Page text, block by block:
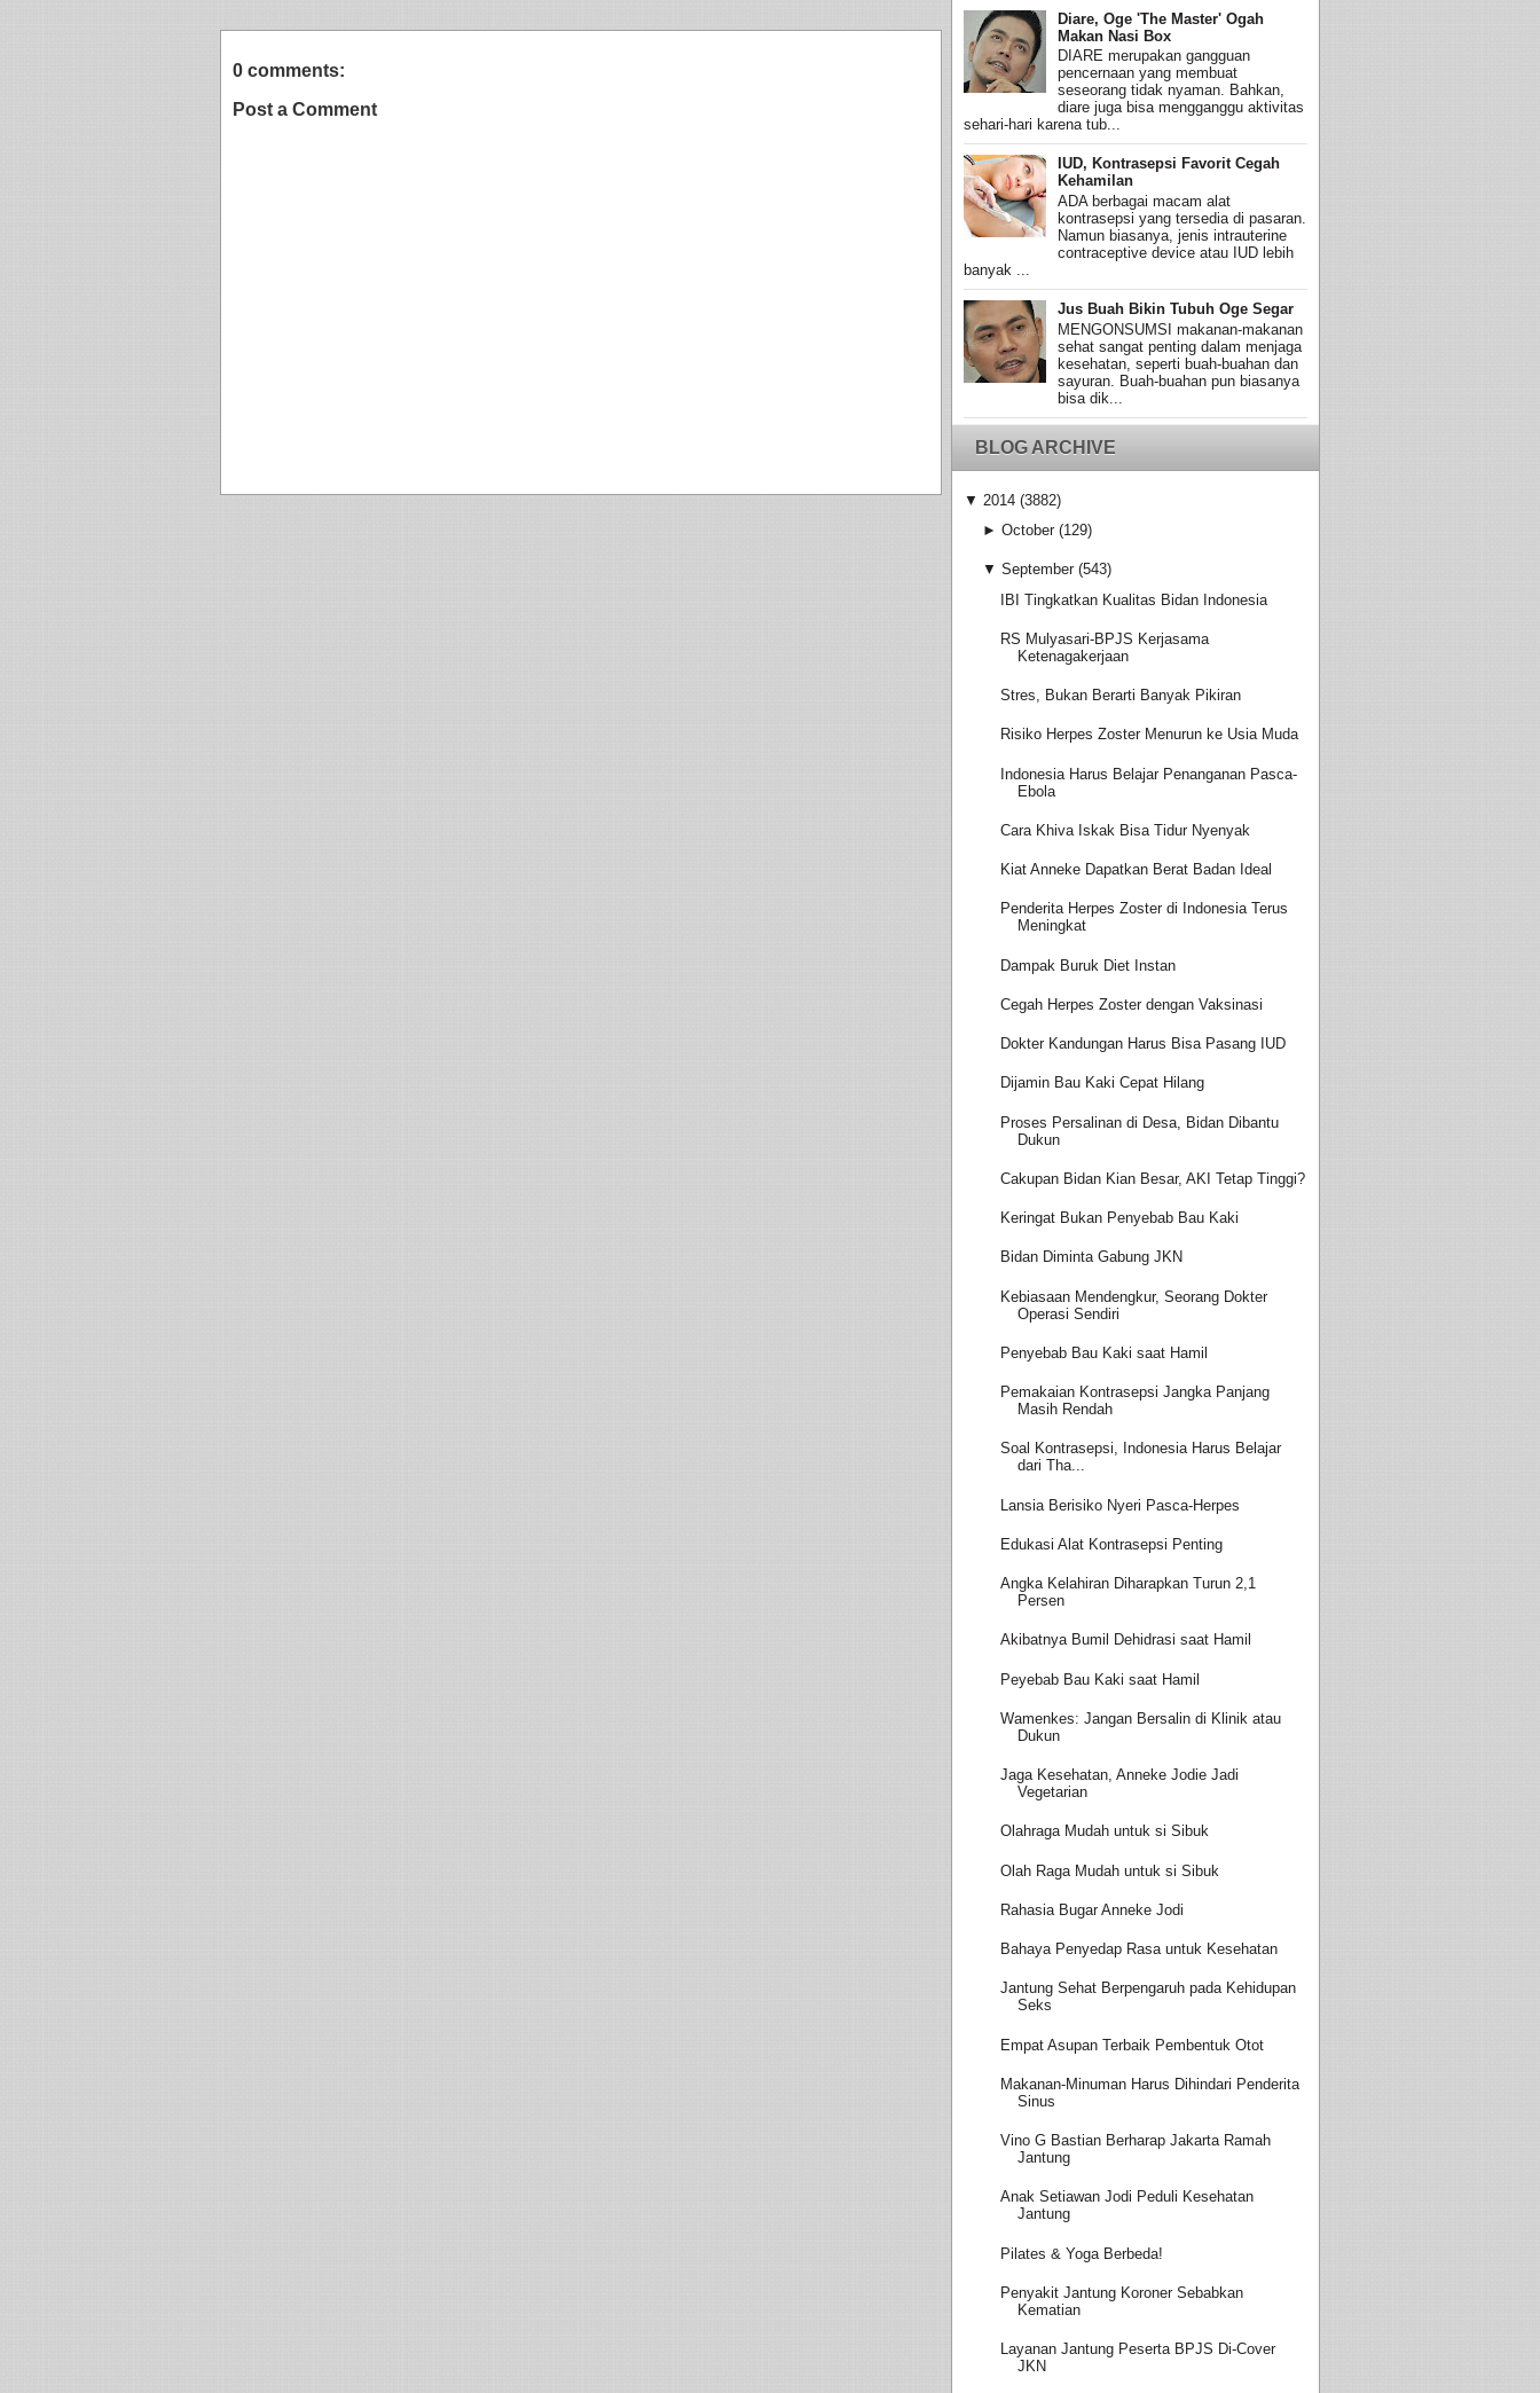
0 comments:
Post a Comment
Diare, Oge 'The Master' Ogah
Makan Nasi Box
DIARE merupakan gangguan
pencernaan yang membuat
seseorang tidak nyaman. Bahkan,
diare juga bisa mengganggu aktivitas
sehari-hari karena tub...
IUD, Kontrasepsi Favorit Cegah
Kehamilan
ADA berbagai macam alat
kontrasepsi yang tersedia di pasaran.
Namun biasanya, jenis intrauterine
contraceptive device atau IUD lebih
banyak ...
Jus Buah Bikin Tubuh Oge Segar
MENGONSUMSI makanan-makanan
sehat sangat penting dalam menjaga
kesehatan, seperti buah-buahan dan
sayuran. Buah-buahan pun biasanya
bisa dik...
BLOG ARCHIVE
▼ 2014 (3882)
► October (129)
▼ September (543)
IBI Tingkatkan Kualitas Bidan Indonesia
RS Mulyasari-BPJS Kerjasama
Ketenagakerjaan
Stres, Bukan Berarti Banyak Pikiran
Risiko Herpes Zoster Menurun ke Usia Muda
Indonesia Harus Belajar Penanganan Pasca-
Ebola
Cara Khiva Iskak Bisa Tidur Nyenyak
Kiat Anneke Dapatkan Berat Badan Ideal
Penderita Herpes Zoster di Indonesia Terus
Meningkat
Dampak Buruk Diet Instan
Cegah Herpes Zoster dengan Vaksinasi
Dokter Kandungan Harus Bisa Pasang IUD
Dijamin Bau Kaki Cepat Hilang
Proses Persalinan di Desa, Bidan Dibantu
Dukun
Cakupan Bidan Kian Besar, AKI Tetap Tinggi?
Keringat Bukan Penyebab Bau Kaki
Bidan Diminta Gabung JKN
Kebiasaan Mendengkur, Seorang Dokter
Operasi Sendiri
Penyebab Bau Kaki saat Hamil
Pemakaian Kontrasepsi Jangka Panjang
Masih Rendah
Soal Kontrasepsi, Indonesia Harus Belajar
dari Tha...
Lansia Berisiko Nyeri Pasca-Herpes
Edukasi Alat Kontrasepsi Penting
Angka Kelahiran Diharapkan Turun 2,1
Persen
Akibatnya Bumil Dehidrasi saat Hamil
Peyebab Bau Kaki saat Hamil
Wamenkes: Jangan Bersalin di Klinik atau
Dukun
Jaga Kesehatan, Anneke Jodie Jadi
Vegetarian
Olahraga Mudah untuk si Sibuk
Olah Raga Mudah untuk si Sibuk
Rahasia Bugar Anneke Jodi
Bahaya Penyedap Rasa untuk Kesehatan
Jantung Sehat Berpengaruh pada Kehidupan
Seks
Empat Asupan Terbaik Pembentuk Otot
Makanan-Minuman Harus Dihindari Penderita
Sinus
Vino G Bastian Berharap Jakarta Ramah
Jantung
Anak Setiawan Jodi Peduli Kesehatan
Jantung
Pilates & Yoga Berbeda!
Penyakit Jantung Koroner Sebabkan
Kematian
Layanan Jantung Peserta BPJS Di-Cover
JKN